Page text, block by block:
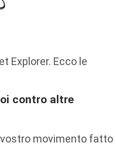
Explorer. Ecco le
contro altre
movimento fatto